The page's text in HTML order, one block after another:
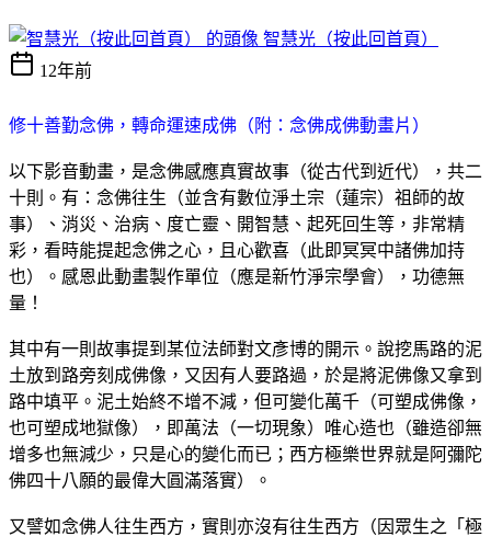
智慧光（按此回首頁）
12年前
修十善勤念佛，轉命運速成佛（附：念佛成佛動畫片）
以下影音動畫，是念佛感應真實故事（從古代到近代），共二
十則。有：念佛往生（並含有數位淨土宗（蓮宗）祖師的故
事）、消災、治病、度亡靈、開智慧、起死回生等，非常精
彩，看時能提起念佛之心，且心歡喜（此即冥冥中諸佛加持
也）。感恩此動畫製作單位（應是新竹淨宗學會），功德無
量！
其中有一則故事提到某位法師對文彥博的開示。說挖馬路的泥
土放到路旁刻成佛像，又因有人要路過，於是將泥佛像又拿到
路中填平。泥土始終不增不減，但可變化萬千（可塑成佛像，
也可塑成地獄像），即萬法（一切現象）唯心造也（雖造卻無
增多也無減少，只是心的變化而已；西方極樂世界就是阿彌陀
佛四十八願的最偉大圓滿落實）。
又譬如念佛人往生西方，實則亦沒有往生西方（因眾生之「極